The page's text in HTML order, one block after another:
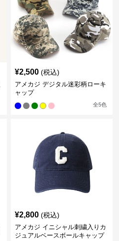
¥2,500 (税込)
アメカジ デジタル迷彩柄ローキ
ャップ
全5色
¥2,800 (税込)
アメカジ イニシャル刺繍入りカ
ジュアルベースボールキャップ